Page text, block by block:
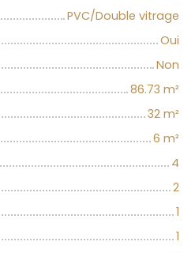
PVC/Double vitrage
Oui
Non
86.73 m²
32 m²
6 m²
4
2
1
1